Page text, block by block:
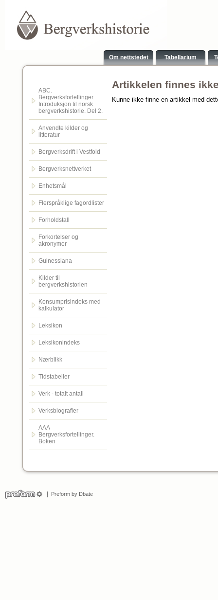
Om nettstedet Tabellarium
ABC.
Bergverksfortellinger.
Introduksjon til norsk
bergverkshistorie. Del 2.
Anvendte kilder og
litteratur
Bergverksdrift i Vestfold
Bergverksnettverket
Enhetsmål
Flerspråklige fagordlister
Forholdstall
Forkortelser og
akronymer
Guinessiana
Kilder til
bergverkshistorien
Konsumprisindeks med
kalkulator
Leksikon
Leksikonindeks
Nærblikk
Tidstabeller
Verk - totalt antall
Verksbiografier
AAA
Bergverksfortellinger.
Boken
Artikkelen finnes
Kunne ikke finne en artikkel med
Preform by Dbate